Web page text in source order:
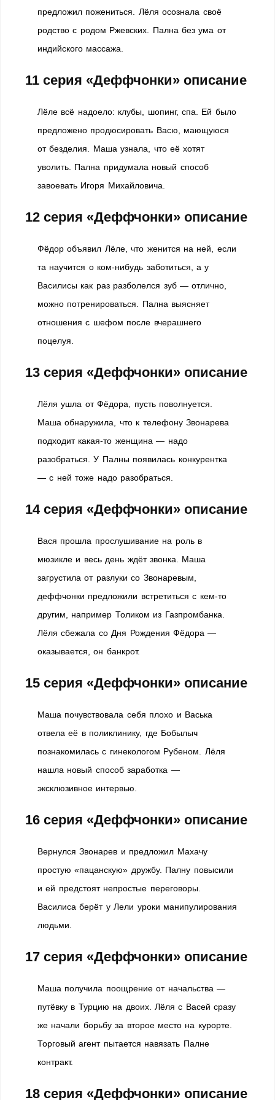
предложил пожениться. Лёля осознала своё
родство с родом Ржевских. Пална без ума от
индийского массажа.
11 серия «Деффчонки» описание
Лёле всё надоело: клубы, шопинг, спа. Ей было
предложено продюсировать Васю, мающуюся
от безделия. Маша узнала, что её хотят
уволить. Пална придумала новый способ
завоевать Игоря Михайловича.
12 серия «Деффчонки» описание
Фёдор объявил Лёле, что женится на ней, если
та научится о ком-нибудь заботиться, а у
Василисы как раз разболелся зуб — отлично,
можно потренироваться. Пална выясняет
отношения с шефом после вчерашнего
поцелуя.
13 серия «Деффчонки» описание
Лёля ушла от Фёдора, пусть поволнуется.
Маша обнаружила, что к телефону Звонарева
подходит какая-то женщина — надо
разобраться. У Палны появилась конкурентка
— с ней тоже надо разобраться.
14 серия «Деффчонки» описание
Вася прошла прослушивание на роль в
мюзикле и весь день ждёт звонка. Маша
загрустила от разлуки со Звонаревым,
деффчонки предложили встретиться с кем-то
другим, например Толиком из Газпромбанка.
Лёля сбежала со Дня Рождения Фёдора —
оказывается, он банкрот.
15 серия «Деффчонки» описание
Маша почувствовала себя плохо и Васька
отвела её в поликлинику, где Бобылыч
познакомилась с гинекологом Рубеном. Лёля
нашла новый способ заработка —
эксклюзивное интервью.
16 серия «Деффчонки» описание
Вернулся Звонарев и предложил Махачу
простую «пацанскую» дружбу. Палну повысили
и ей предстоят непростые переговоры.
Василиса берёт у Лели уроки манипулирования
людьми.
17 серия «Деффчонки» описание
Маша получила поощрение от начальства —
путёвку в Турцию на двоих. Лёля с Васей сразу
же начали борьбу за второе место на курорте.
Торговый агент пытается навязать Палне
контракт.
18 серия «Деффчонки» описание